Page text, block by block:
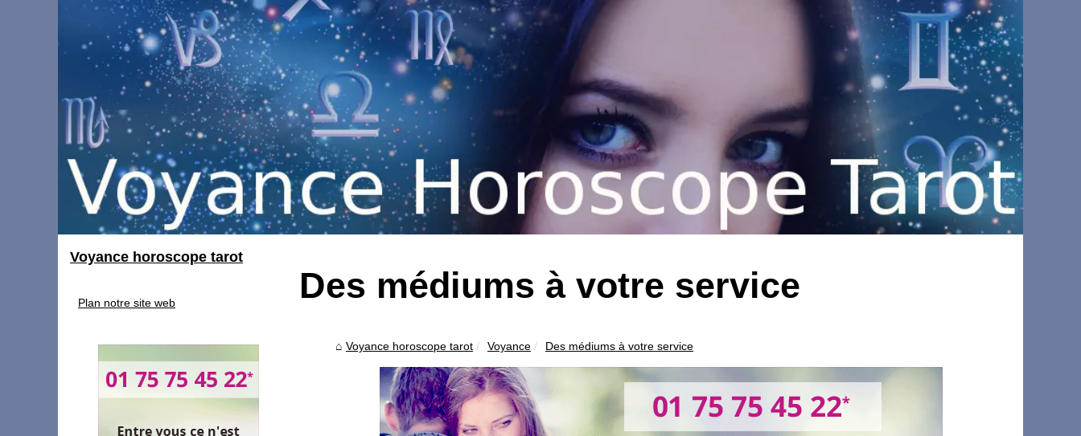
Des médiums à votre service
Voyance horoscope tarot Voyance Des médiums à votre service
Voyance horoscope tarot
Plan notre site web